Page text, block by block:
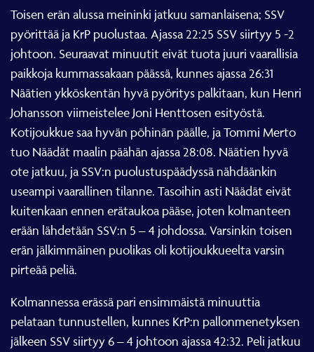
Toisen erän alussa meininki jatkuu samanlaisena; SSV
pyörittää ja KrP puolustaa. Ajassa 22:25 SSV siirtyy 5 -2
johtoon. Seuraavat minuutit eivät tuota juuri vaarallisia
paikkoja kummassakaan päässä, kunnes ajassa 26:31
Näätien ykköskentän hyvä pyöritys palkitaan, kun Henri
Johansson viimeistelee Joni Henttosen esityöstä.
Kotijoukkue saa hyvän pöhinän päälle, ja Tommi Merto
tuo Näädät maalin päähän ajassa 28:08. Näätien hyvä
ote jatkuu, ja SSV:n puolustuspäädyssä nähdäänkin
useampi vaarallinen tilanne. Tasoihin asti Näädät eivät
kuitenkaan ennen erätaukoa pääse, joten kolmanteen
erään lähdetään SSV:n 5 – 4 johdossa. Varsinkin toisen
erän jälkimmäinen puolikas oli kotijoukkueelta varsin
pirteää peliä.
Kolmannessa erässä pari ensimmäistä minuuttia
pelataan tunnustellen, kunnes KrP:n pallonmenetyksen
jälkeen SSV siirtyy 6 – 4 johtoon ajassa 42:32. Peli jatkuu